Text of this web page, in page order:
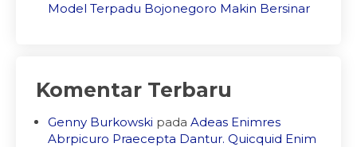
Model Terpadu Bojonegoro Makin Bersinar
Komentar Terbaru
Genny Burkowski pada Adeas Enimres
Abrpicuro Praecepta Dantur. Quicquid Enim